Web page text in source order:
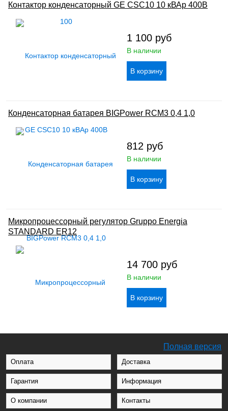
Контактор конденсаторный GE CSC10 10 кВАр 400В
1 100 руб
В наличии
Конденсаторная батарея BIGPower RCM3 0,4 1,0
812 руб
В наличии
Микропроцессорный регулятор Gruppo Energia
STANDARD ER12
14 700 руб
В наличии
Полная версия
Оплата Доставка
Гарантия Информация
О компании Контакты